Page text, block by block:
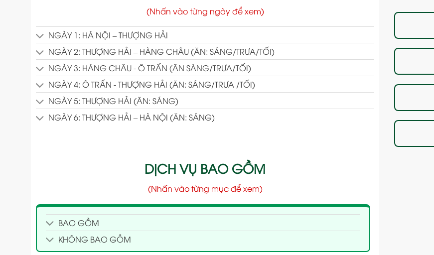
(Nhấn vào từng ngày để xem)
NGÀY 1: HÀ NỘI – THƯỢNG HẢI
NGÀY 2: THƯỢNG HẢI – HÀNG CHÂU (ĂN: SÁNG/TRƯA/TỐI)
NGÀY 3: HÀNG CHÂU - Ô TRẤN (ĂN SÁNG/TRƯA/TỐI)
NGÀY 4: Ô TRẤN - THƯỢNG HẢI (ĂN: SÁNG/TRƯA /TỐI)
NGÀY 5: THƯỢNG HẢI (ĂN: SÁNG)
NGÀY 6: THƯỢNG HẢI – HÀ NỘI (ĂN: SÁNG)
DỊCH VỤ BAO GỒM
(Nhấn vào từng mục để xem)
BAO GỒM
KHÔNG BAO GỒM